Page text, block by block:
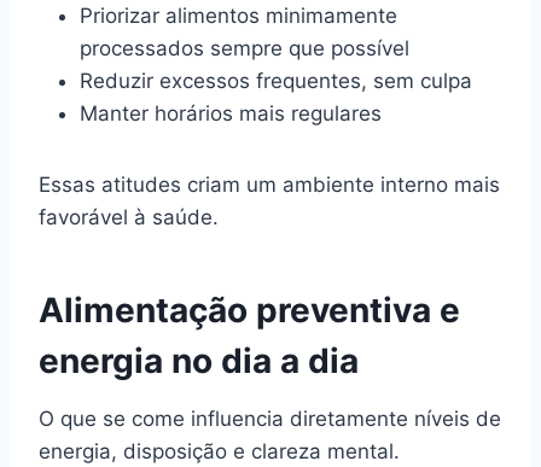
Priorizar alimentos minimamente
processados sempre que possível
Reduzir excessos frequentes, sem culpa
Manter horários mais regulares
Essas atitudes criam um ambiente interno mais
favorável à saúde.
Alimentação preventiva e
energia no dia a dia
O que se come influencia diretamente níveis de
energia, disposição e clareza mental.